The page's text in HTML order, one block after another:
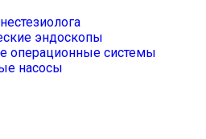
эндоскопы
операционные системы
насосы